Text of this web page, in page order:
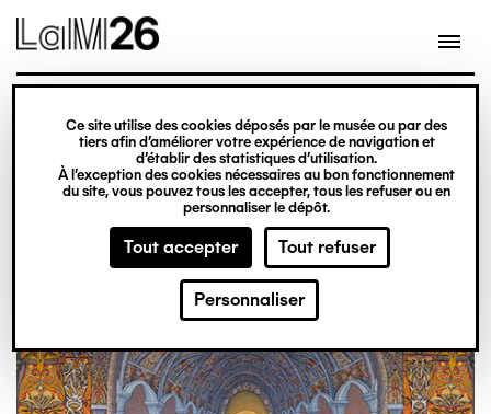
Gestion des cookies
Ce site utilise des cookies déposés par le musée ou par des
tiers afin d’améliorer votre expérience de navigation et
d’établir des statistiques d’utilisation.
À l’exception des cookies nécessaires au bon fonctionnement
du site, vous pouvez tous les accepter, tous les refuser ou en
personnaliser le dépôt.
Tout accepter Tout refuser
Personnaliser
Aller
au
contenu
principal
exposition
Du 20 février 2026
au 31 décembre 2027
Obsession
Billetterie